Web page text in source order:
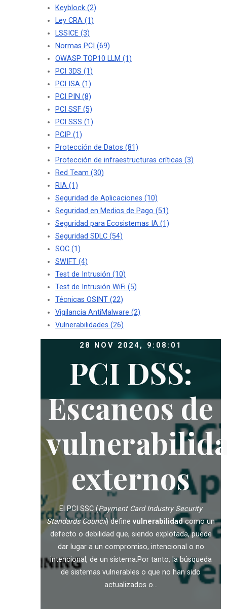
Keyblock (2)
Ley CRA (1)
LSSICE (3)
Normas PCI (69)
OWASP TOP10 LLM (1)
PCI 3DS (1)
PCI ISA (1)
PCI PIN (8)
PCI SSF (5)
PCI SSS (1)
PCIP (1)
Protección de Datos (81)
Protección de infraestructuras críticas (3)
Red Team (30)
RIA (1)
Seguridad de Aplicaciones (10)
Seguridad en Medios de Pago (51)
Seguridad para Ecosistemas IA (1)
Seguridad SDLC (54)
SOC (1)
SWIFT (4)
Test de Intrusión (10)
Test de Intrusión WiFi (5)
Técnicas OSINT (22)
Vigilancia AntiMalware (2)
Vulnerabilidades (26)
28 NOV 2024, 9:08:01
PCI DSS:
Escaneos de
externos
El PCI SSC (Payment Card Industry Security
Standards Council) define vulnerabilidadcomo un
defecto o debilidad que, siendo explotada, puede
dar lugar a un compromiso, intencional o no
intencional, de un sistema.Por tanto, la búsqueda
de sistemas vulnerables o que no han sido
actualizados o...